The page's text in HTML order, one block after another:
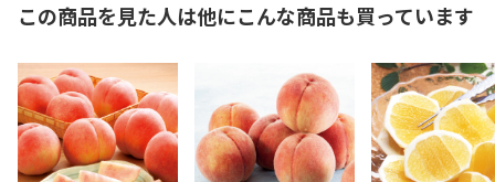
この商品を見た人は他にこんな商品も買っています